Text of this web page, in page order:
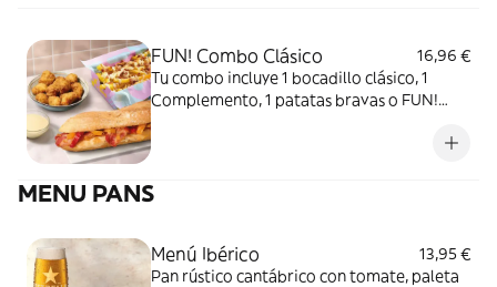
FUN! Combo Clásico
16,96 €
Tu combo incluye 1 bocadillo clásico, 1
Complemento, 1 patatas bravas o FUN!
MENU PANS
Menú Ibérico
13,95 €
Pan rústico cantábrico con tomate, paleta